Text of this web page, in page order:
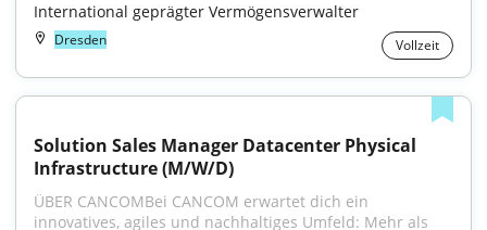
International geprägter Vermögensverwalter
Dresden Vollzeit
Solution Sales Manager Datacenter Physical
Infrastructure (M/W/D)
ÜBER CANCOMBei CANCOM erwartet dich ein
innovatives, agiles und nachhaltiges Umfeld: Mehr als